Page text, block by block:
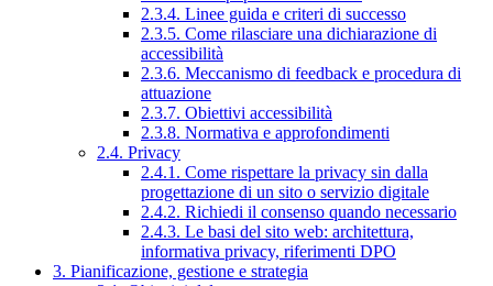
2.3.4. Linee guida e criteri di successo
2.3.5. Come rilasciare una dichiarazione di
accessibilità
2.3.6. Meccanismo di feedback e procedura di
attuazione
2.3.7. Obiettivi accessibilità
2.3.8. Normativa e approfondimenti
2.4. Privacy
2.4.1. Come rispettare la privacy sin dalla
progettazione di un sito o servizio digitale
2.4.2. Richiedi il consenso quando necessario
2.4.3. Le basi del sito web: architettura,
informativa privacy, riferimenti DPO
3. Pianificazione, gestione e strategia